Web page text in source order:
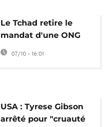
Le Tchad retire le
mandat d'une ONG
liée au prince Harry
07/10 - 16:01
USA : Tyrese Gibson
arrêté pour "cruauté